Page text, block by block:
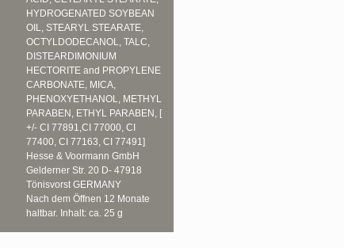
HYDROGENATED SOYBEAN
OIL, STEARYL STEARATE,
OCTYLDODECANOL, TALC,
DISTEARDIMONIUM
HECTORITE and PROPYLENE
CARBONATE, MICA,
PHENOXYETHANOL, METHYL
PARABEN, ETHYL PARABEN, [
+/- CI 77891,CI 77000, CI
77400, CI 77163, CI 77491]
Hesse & Voormann GmbH
Gelderner Str. 20 D- 47918
Tönisvorst GERMANY
Nach dem Öffnen 12 Monate
haltbar. Inhalt: ca. 25 g